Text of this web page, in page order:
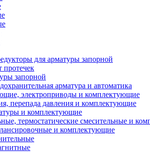
для арматуры запорной
запорной
арматура и автоматика
электроприводы и комплектующие
перепада давления и комплектующие
и комплектующие
термостатические смесительные и
и комплектующие